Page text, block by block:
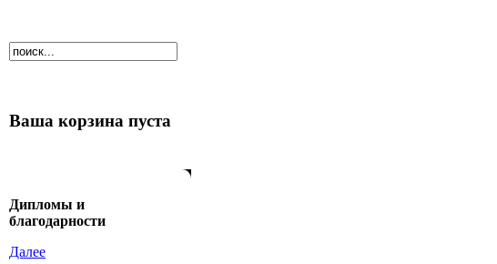
Ваша корзина пуста
Дипломы и
благодарности
Далее